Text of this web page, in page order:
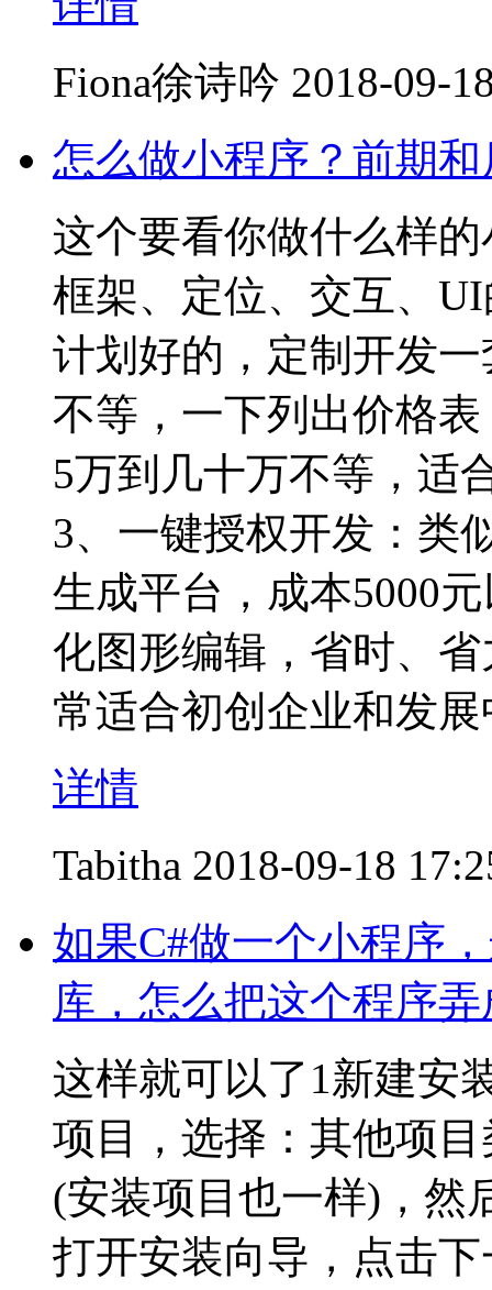
Fiona徐诗吟 2018-09-
怎么做小程序？前期
这个要看你做什么样
框架、定位、交互、
计划好的，定制开发
不等，一下列出价格
5万到几十万不等，适
3、一键授权开发：类
生成平台，成本5000
化图形编辑，省时、
常适合初创企业和发
详情
Tabitha 2018-09-18
如果C#做一个小程序
库，怎么把这个程序
这样就可以了1新建安
项目，选择：其他项
(安装项目也一样)，然
打开安装向导，点击